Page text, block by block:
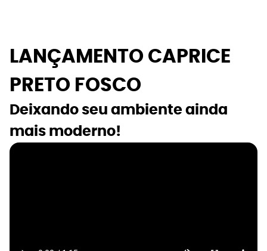
LANÇAMENTO CAPRICE
PRETO FOSCO
Deixando seu ambiente ainda
mais moderno!